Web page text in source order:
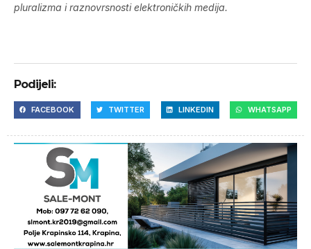
pluralizma i raznovrsnosti elektroničkih medija.
Podijeli:
FACEBOOK TWITTER LINKEDIN WHATSAPP